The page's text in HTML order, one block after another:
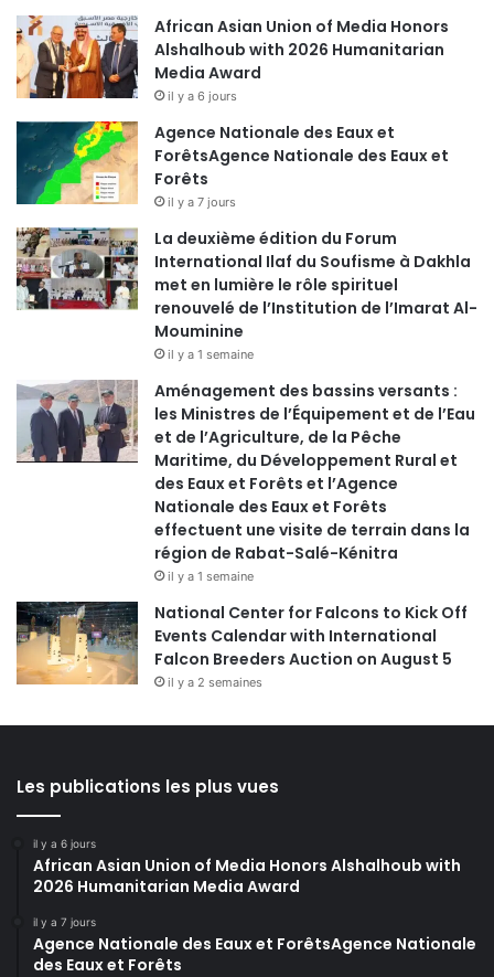
African Asian Union of Media Honors
Alshalhoub with 2026 Humanitarian
Media Award
il y a 6 jours
Agence Nationale des Eaux et
ForêtsAgence Nationale des Eaux et
Forêts
il y a 7 jours
La deuxième édition du Forum
International Ilaf du Soufisme à Dakhla
met en lumière le rôle spirituel
renouvelé de l’Institution de l’Imarat Al-
Mouminine
il y a 1 semaine
Aménagement des bassins versants :
les Ministres de l’Équipement et de l’Eau
et de l’Agriculture, de la Pêche
Maritime, du Développement Rural et
des Eaux et Forêts et l’Agence
Nationale des Eaux et Forêts
effectuent une visite de terrain dans la
région de Rabat-Salé-Kénitra
il y a 1 semaine
National Center for Falcons to Kick Off
Events Calendar with International
Falcon Breeders Auction on August 5
il y a 2 semaines
Les publications les plus vues
il y a 6 jours
African Asian Union of Media Honors Alshalhoub with
2026 Humanitarian Media Award
il y a 7 jours
Agence Nationale des Eaux et ForêtsAgence Nationale
des Eaux et Forêts